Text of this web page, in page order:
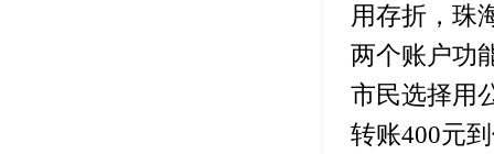
用存折，珠
两个账户功
市民选择用
转账400元